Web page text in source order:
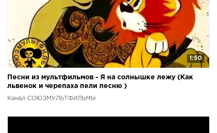
1:50
Песни из мультфильмов - Я на солнышке лежу (Как
львенок и черепаха пели песню )
Канал СОЮЗМУЛЬТФИЛЬМЫ